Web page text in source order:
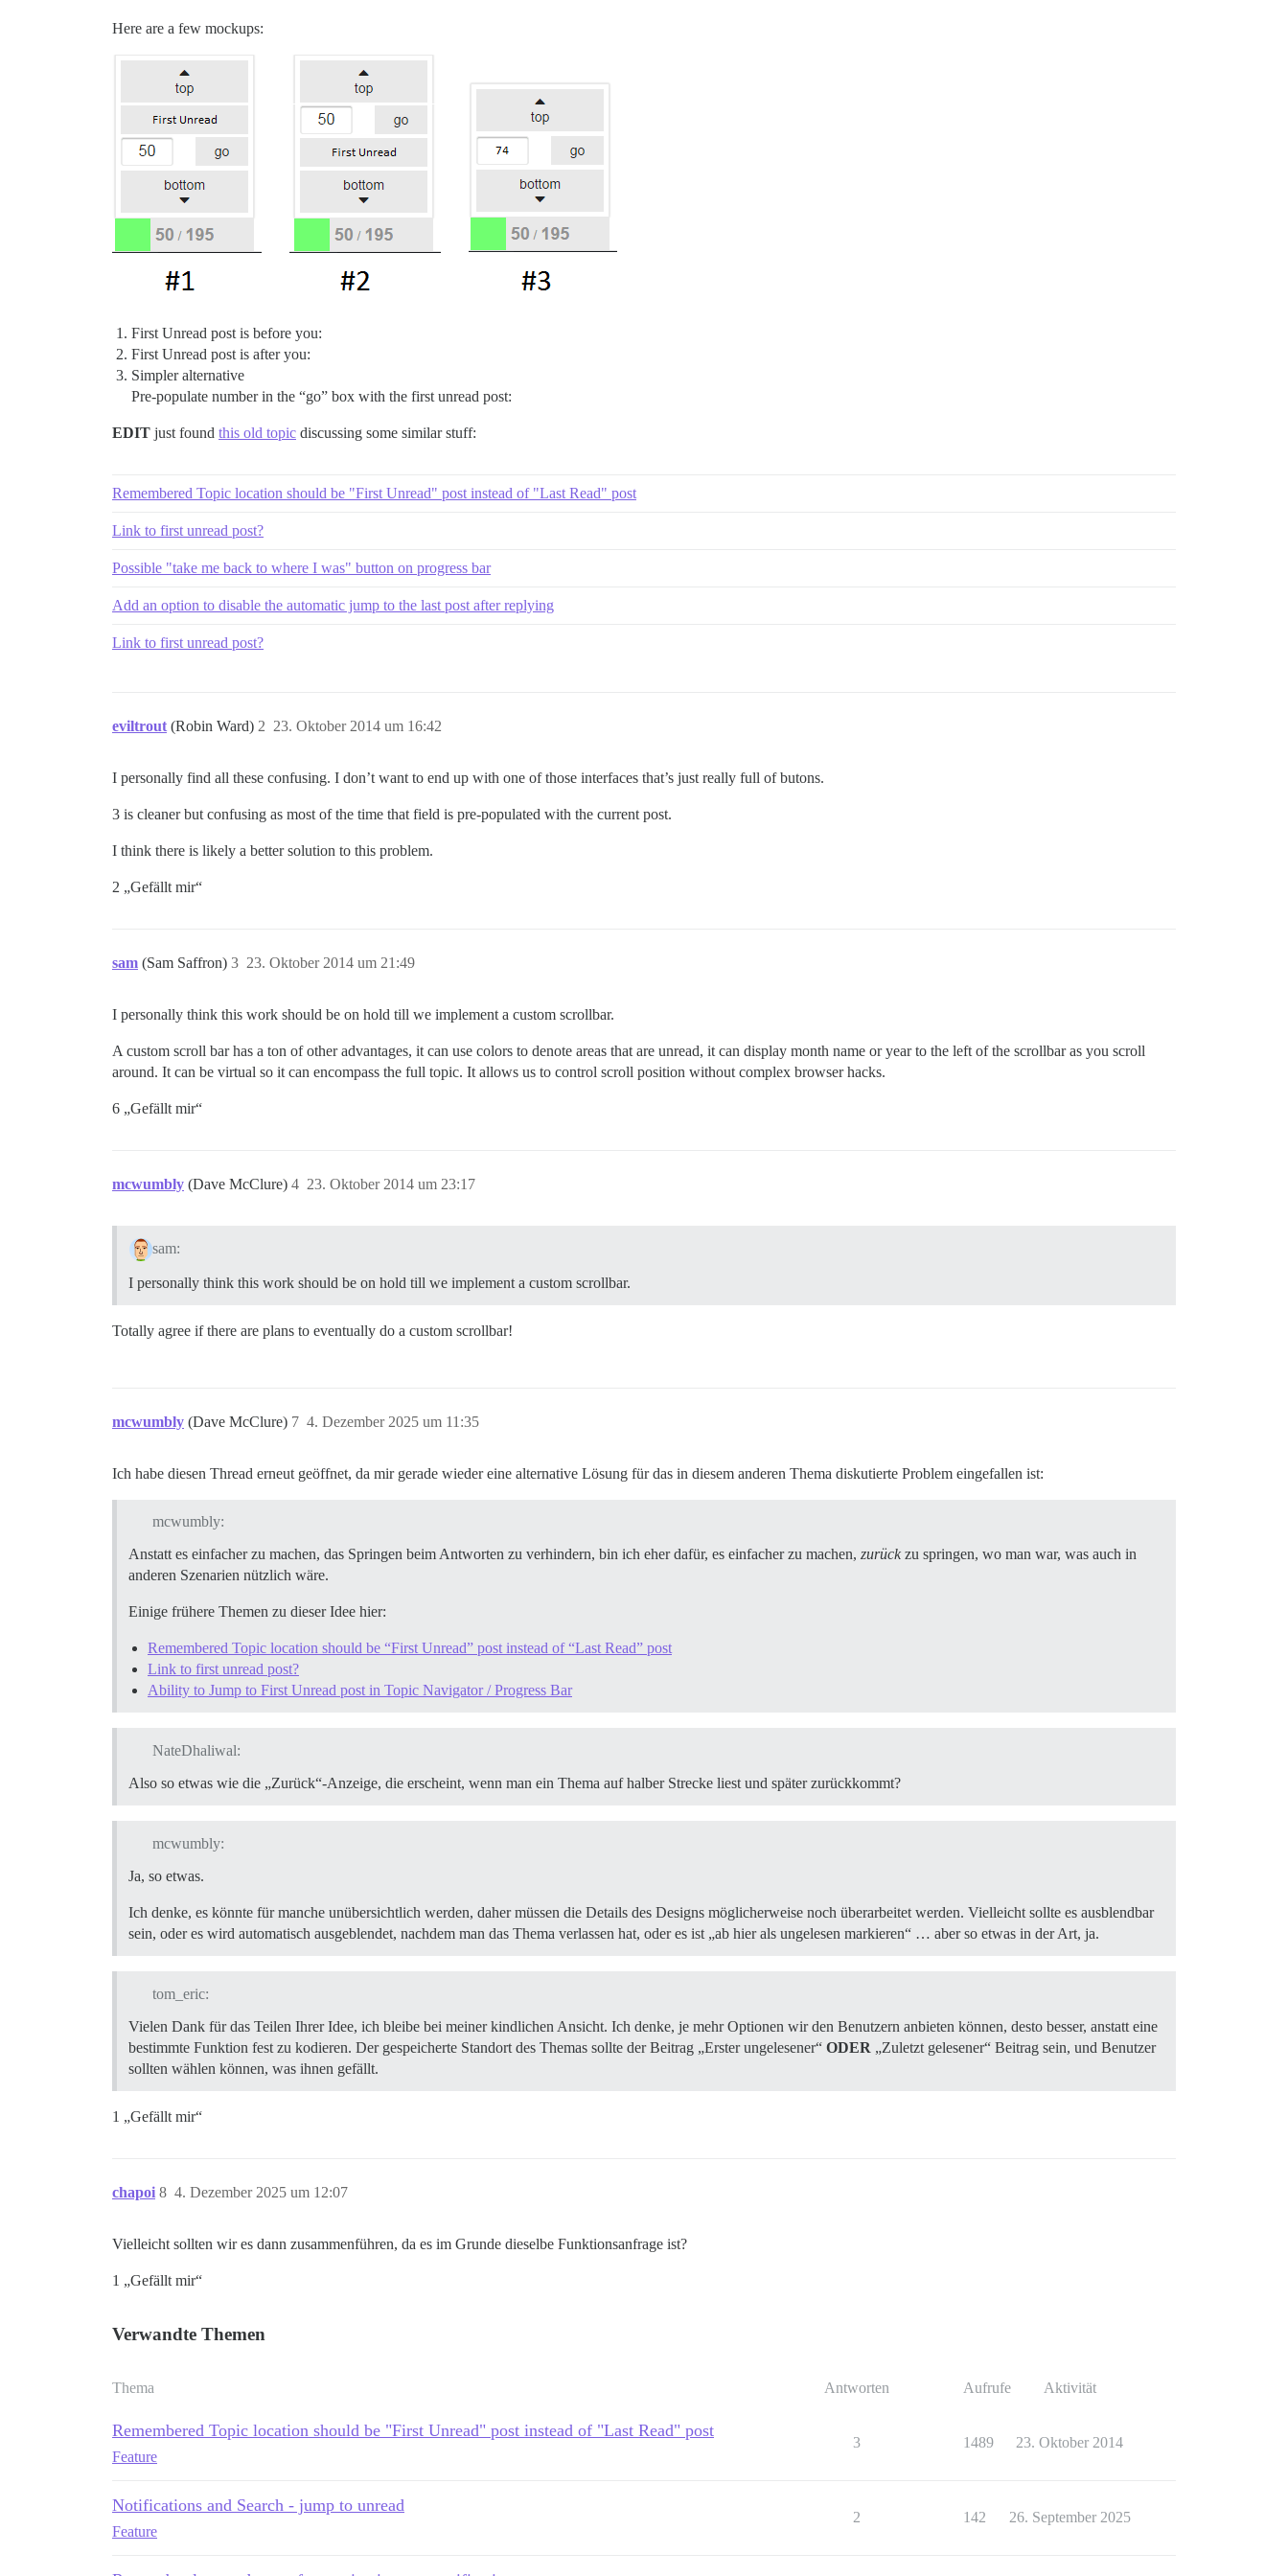
Here are a few mockups:
First Unread post is before you:
First Unread post is after you:
Simpler alternative
Pre-populate number in the “go” box with the first unread post:
EDIT just found this old topic discussing some similar stuff:
Remembered Topic location should be "First Unread" post instead of "Last Read" post
Link to first unread post?
Possible "take me back to where I was" button on progress bar
Add an option to disable the automatic jump to the last post after replying
Link to first unread post?
eviltrout (Robin Ward) 23. Oktober 2014 um 16:42
2
I personally find all these confusing. I don’t want to end up with one of those interfaces that’s just really full of butons.
3 is cleaner but confusing as most of the time that field is pre-populated with the current post.
I think there is likely a better solution to this problem.
2 „Gefällt mir“
sam (Sam Saffron) 23. Oktober 2014 um 21:49
3
I personally think this work should be on hold till we implement a custom scrollbar.
A custom scroll bar has a ton of other advantages, it can use colors to denote areas that are unread, it can display month name or year to the left of the scrollbar as you scroll
around. It can be virtual so it can encompass the full topic. It allows us to control scroll position without complex browser hacks.
6 „Gefällt mir“
mcwumbly (Dave McClure) 23. Oktober 2014 um 23:17
4
sam:
I personally think this work should be on hold till we implement a custom scrollbar.
Totally agree if there are plans to eventually do a custom scrollbar!
mcwumbly (Dave McClure) 4. Dezember 2025 um 11:35
7
Ich habe diesen Thread erneut geöffnet, da mir gerade wieder eine alternative Lösung für das in diesem anderen Thema diskutierte Problem eingefallen ist:
mcwumbly:
Anstatt es einfacher zu machen, das Springen beim Antworten zu verhindern, bin ich eher dafür, es einfacher zu machen, zurück zu springen, wo man war, was auch in
anderen Szenarien nützlich wäre.
Einige frühere Themen zu dieser Idee hier:
Remembered Topic location should be “First Unread” post instead of “Last Read” post
Link to first unread post?
Ability to Jump to First Unread post in Topic Navigator / Progress Bar
NateDhaliwal:
Also so etwas wie die „Zurück“-Anzeige, die erscheint, wenn man ein Thema auf halber Strecke liest und später zurückkommt?
mcwumbly:
Ja, so etwas.
Ich denke, es könnte für manche unübersichtlich werden, daher müssen die Details des Designs möglicherweise noch überarbeitet werden. Vielleicht sollte es ausblendbar
sein, oder es wird automatisch ausgeblendet, nachdem man das Thema verlassen hat, oder es ist „ab hier als ungelesen markieren“ … aber so etwas in der Art, ja.
tom_eric:
Vielen Dank für das Teilen Ihrer Idee, ich bleibe bei meiner kindlichen Ansicht. Ich denke, je mehr Optionen wir den Benutzern anbieten können, desto besser, anstatt eine
bestimmte Funktion fest zu kodieren. Der gespeicherte Standort des Themas sollte der Beitrag „Erster ungelesener“ ODER „Zuletzt gelesener“ Beitrag sein, und Benutzer
sollten wählen können, was ihnen gefällt.
1 „Gefällt mir“
chapoi 4. Dezember 2025 um 12:07
8
Vielleicht sollten wir es dann zusammenführen, da es im Grunde dieselbe Funktionsanfrage ist?
1 „Gefällt mir“
Verwandte Themen
Thema Antworten Aufrufe Aktivität
Remembered Topic location should be "First Unread" post instead of "Last Read" post
Feature
3 1489 23. Oktober 2014
Notifications and Search - jump to unread
Feature
2 142 26. September 2025